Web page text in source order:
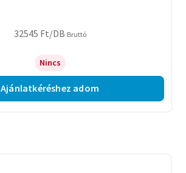
32545 Ft/DB Bruttó
Nincs
Ajánlatkéréshez adom